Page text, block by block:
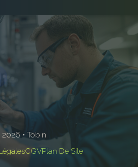
2026 • Tobin
CGVPlan De Site